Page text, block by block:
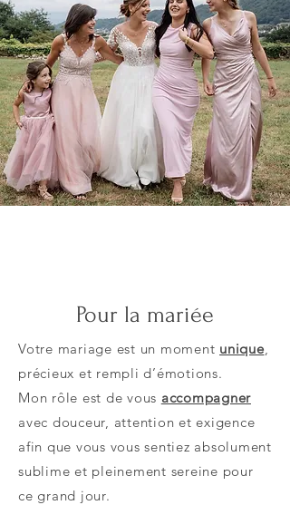
Pour la mariée
Votre mariage est un moment unique,
précieux et rempli d’émotions.
Mon rôle est de vous accompagner
avec douceur, attention et exigence
afin que vous vous sentiez absolument
sublime et pleinement sereine pour
ce grand jour.